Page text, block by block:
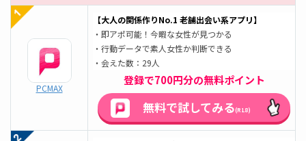
PCMAX
【大人の関係作りNo.1 老舗出会い系アプリ】
・即アポ可能！今暇な女性が見つかる
・行動データで素人女性か判断できる
・会えた数：29人
登録で700円分の無料ポイント
無料で試してみる(R18)